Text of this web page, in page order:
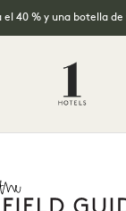
40 % y una botella